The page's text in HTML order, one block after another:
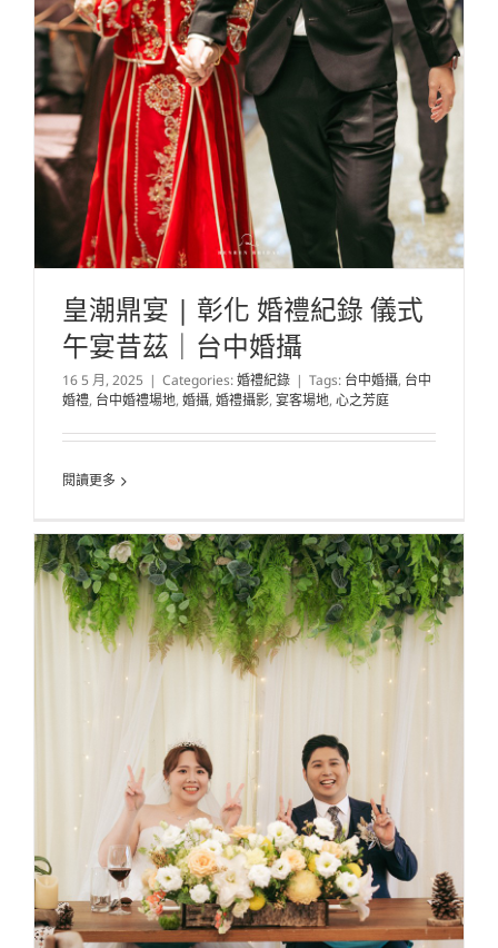
皇潮鼎宴 | 彰化 婚禮紀錄 儀式
午宴昔茲｜台中婚攝
16 5 月, 2025 | Categories:婚禮紀錄 | Tags: 台中婚攝, 台中
婚禮, 台中婚禮場地, 婚攝, 婚禮攝影, 宴客場地, 心之芳庭
閱讀更多